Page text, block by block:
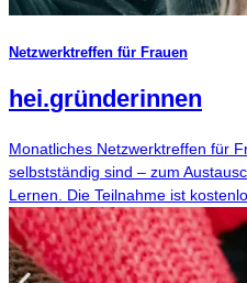
Netzwerktreffen für Frauen
hei.gründerinnen
Monatliches Netzwerktreffen für
selbstständig sind – zum
Lernen. Die Teilnahme ist